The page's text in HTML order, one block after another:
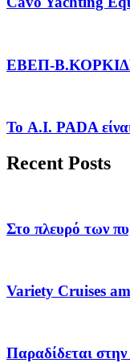
EΒΕΠ-
Το A.I. PADA
Recent Posts
Στο πλευρό των
Variety Cruises
Παραδίδεται